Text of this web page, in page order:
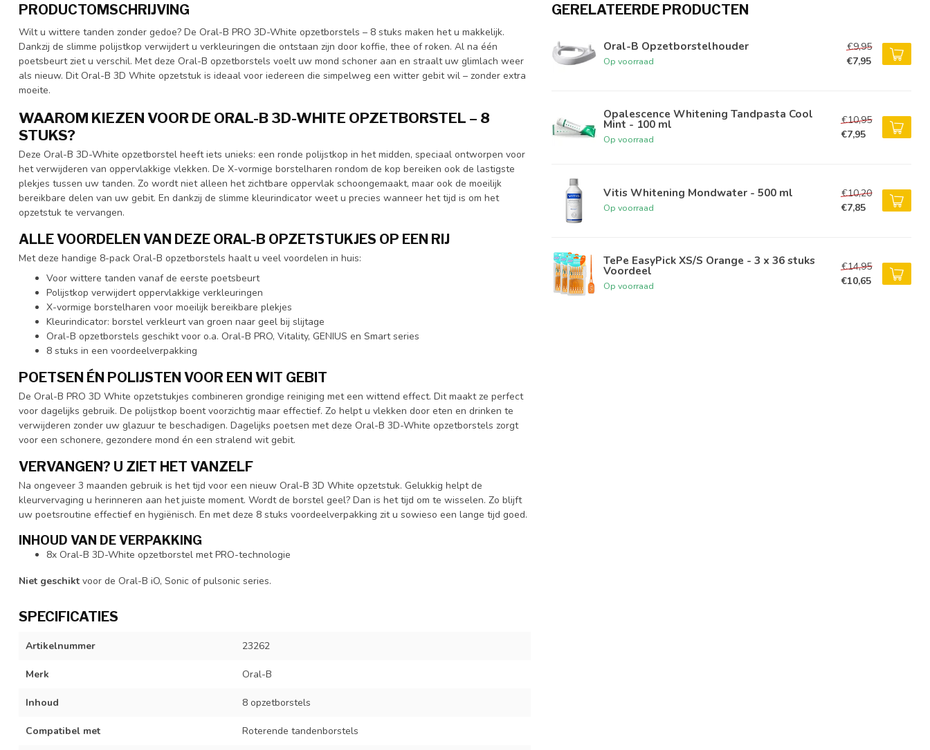
PRODUCTOMSCHRIJVING
Wilt u wittere tanden zonder gedoe? De Oral-B PRO 3D-White opzetborstels – 8 stuks maken het u makkelijk.
Dankzij de slimme polijstkop verwijdert u verkleuringen die ontstaan zijn door koffie, thee of roken. Al na één
poetsbeurt ziet u verschil. Met deze Oral-B opzetborstels voelt uw mond schoner aan en straalt uw glimlach weer
als nieuw. Dit Oral-B 3D White opzetstuk is ideaal voor iedereen die simpelweg een witter gebit wil – zonder extra
moeite.
WAAROM KIEZEN VOOR DE ORAL-B 3D-WHITE OPZETBORSTEL – 8
STUKS?
Deze Oral-B 3D-White opzetborstel heeft iets unieks: een ronde polijstkop in het midden, speciaal ontworpen voor
het verwijderen van oppervlakkige vlekken. De X-vormige borstelharen rondom de kop bereiken ook de lastigste
plekjes tussen uw tanden. Zo wordt niet alleen het zichtbare oppervlak schoongemaakt, maar ook de moeilijk
bereikbare delen van uw gebit. En dankzij de slimme kleurindicator weet u precies wanneer het tijd is om het
opzetstuk te vervangen.
ALLE VOORDELEN VAN DEZE ORAL-B OPZETSTUKJES OP EEN RIJ
Met deze handige 8-pack Oral-B opzetborstels haalt u veel voordelen in huis:
Voor wittere tanden vanaf de eerste poetsbeurt
Polijstkop verwijdert oppervlakkige verkleuringen
X-vormige borstelharen voor moeilijk bereikbare plekjes
Kleurindicator: borstel verkleurt van groen naar geel bij slijtage
Oral-B opzetborstels geschikt voor o.a. Oral-B PRO, Vitality, GENIUS en Smart series
8 stuks in een voordeelverpakking
POETSEN ÉN POLIJSTEN VOOR EEN WIT GEBIT
De Oral-B PRO 3D White opzetstukjes combineren grondige reiniging met een wittend effect. Dit maakt ze perfect
voor dagelijks gebruik. De polijstkop boent voorzichtig maar effectief. Zo helpt u vlekken door eten en drinken te
verwijderen zonder uw glazuur te beschadigen. Dagelijks poetsen met deze Oral-B 3D-White opzetborstels zorgt
voor een schonere, gezondere mond én een stralend wit gebit.
VERVANGEN? U ZIET HET VANZELF
Na ongeveer 3 maanden gebruik is het tijd voor een nieuw Oral-B 3D White opzetstuk. Gelukkig helpt de
kleurvervaging u herinneren aan het juiste moment. Wordt de borstel geel? Dan is het tijd om te wisselen. Zo blijft
uw poetsroutine effectief en hygiënisch. En met deze 8 stuks voordeelverpakking zit u sowieso een lange tijd goed.
INHOUD VAN DE VERPAKKING
8x Oral-B 3D-White opzetborstel met PRO-technologie
Niet geschikt voor de Oral-B iO, Sonic of pulsonic series.
SPECIFICATIES
Artikelnummer 23262
Merk Oral-B
Inhoud 8 opzetborstels
Compatibel met Roterende tandenborstels
GERELATEERDE PRODUCTEN
Oral-B Opzetborstelhouder
Op voorraad
€9,95
€7,95
Opalescence Whitening Tandpasta Cool
Mint - 100 ml
Op voorraad
€10,95
€7,95
Vitis Whitening Mondwater - 500 ml
Op voorraad
€10,20
€7,85
TePe EasyPick XS/S Orange - 3 x 36 stuks
Voordeel
Op voorraad
€14,95
€10,65